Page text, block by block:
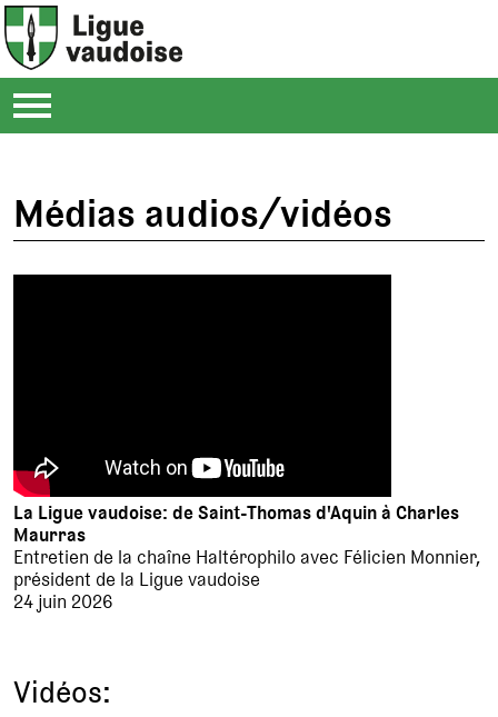
Médias audios/vidéos
La Ligue vaudoise: de Saint-Thomas d'Aquin à Charles
Maurras
Entretien de la chaîne Haltérophilo avec Félicien Monnier,
président de la Ligue vaudoise
24 juin 2026
Vidéos: